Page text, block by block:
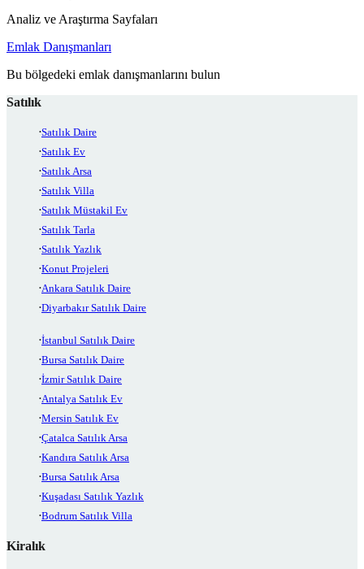
Analiz ve Araştırma Sayfaları
Emlak Danışmanları
Bu bölgedeki emlak danışmanlarını bulun
Satılık
Satılık Daire
Satılık Ev
Satılık Arsa
Satılık Villa
Satılık Müstakil Ev
Satılık Tarla
Satılık Yazlık
Konut Projeleri
Ankara Satılık Daire
Diyarbakır Satılık Daire
İstanbul Satılık Daire
Bursa Satılık Daire
İzmir Satılık Daire
Antalya Satılık Ev
Mersin Satılık Ev
Çatalca Satılık Arsa
Kandıra Satılık Arsa
Bursa Satılık Arsa
Kuşadası Satılık Yazlık
Bodrum Satılık Villa
Kiralık